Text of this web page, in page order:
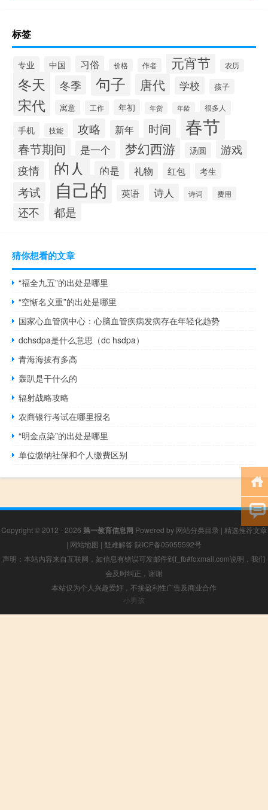
标签
专业 中国 习俗 价格 作者 元宵节 农历
冬天 冬季 句子 唐代 学校 孩子
宋代 寓意 工作 年初 年货 年龄 很多人
手机 技能 攻略 新年 时间 春节
春节期间 是一个 梦幻西游 汤圆
游戏
疫情
的人 的是 礼物 红包 考生
考试 自己的 英语 诗人 诗词 费用
还不 都是
猜你想看的文章
“福全九五”的出处是哪里
“空惭名义重”的出处是哪里
国家心血管病中心：心脑血管疾病发病存在年轻化趋势
dchsdpa是什么意思（dc hsdpa）
青海海拔有多高
轰趴是干什么的
辐射战略攻略
农商银行考试在哪里报名
“明金点染”的出处是哪里
单位缴纳社保和个人缴费区别
Copyright © 2012 - 2026 第一教育信息网 Powered by 网站分类目录 | 精选推荐文章
| 网站地图 | 疑难解答 陕ICP备05055592号
声明：本站内容来自互联网，如信息有错误可发邮件到f_fb#foxmail.com说明，我们
会及时纠正，谢谢
本站仅为个人兴趣爱好，不接盈利性广告及商业合作
小男孩